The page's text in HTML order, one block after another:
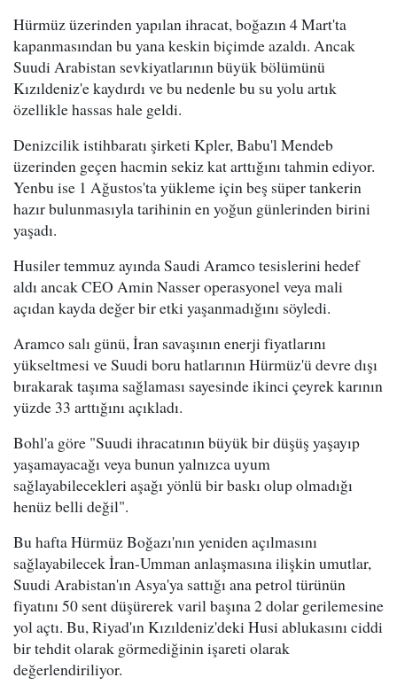
Hürmüz üzerinden yapılan ihracat, boğazın 4 Mart'ta
kapanmasından bu yana keskin biçimde azaldı. Ancak
Suudi Arabistan sevkiyatlarının büyük bölümünü
Kızıldeniz'e kaydırdı ve bu nedenle bu su yolu artık
özellikle hassas hale geldi.
Denizcilik istihbaratı şirketi Kpler, Babu'l Mendeb
üzerinden geçen hacmin sekiz kat arttığını tahmin ediyor.
Yenbu ise 1 Ağustos'ta yükleme için beş süper tankerin
hazır bulunmasıyla tarihinin en yoğun günlerinden birini
yaşadı.
Husiler temmuz ayında Saudi Aramco tesislerini hedef
aldı ancak CEO Amin Nasser operasyonel veya mali
açıdan kayda değer bir etki yaşanmadığını söyledi.
Aramco salı günü, İran savaşının enerji fiyatlarını
yükseltmesi ve Suudi boru hatlarının Hürmüz'ü devre dışı
bırakarak taşıma sağlaması sayesinde ikinci çeyrek karının
yüzde 33 arttığını açıkladı.
Bohl'a göre "Suudi ihracatının büyük bir düşüş yaşayıp
yaşamayacağı veya bunun yalnızca uyum
sağlayabilecekleri aşağı yönlü bir baskı olup olmadığı
henüz belli değil".
Bu hafta Hürmüz Boğazı'nın yeniden açılmasını
sağlayabilecek İran-Umman anlaşmasına ilişkin umutlar,
Suudi Arabistan'ın Asya'ya sattığı ana petrol türünün
fiyatını 50 sent düşürerek varil başına 2 dolar gerilemesine
yol açtı. Bu, Riyad'ın Kızıldeniz'deki Husi ablukasını ciddi
bir tehdit olarak görmediğinin işareti olarak
değerlendiriliyor.